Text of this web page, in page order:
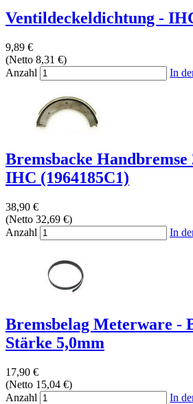
Ventildeckeldichtung -
9,89 €
(Netto 8,31 €)
Anzahl
In
Bremsbacke Handbremse
IHC (1964185C1)
38,90 €
(Netto 32,69 €)
Anzahl
In
Bremsbelag Meterware -
Stärke 5,0mm
17,90 €
(Netto 15,04 €)
Anzahl
In